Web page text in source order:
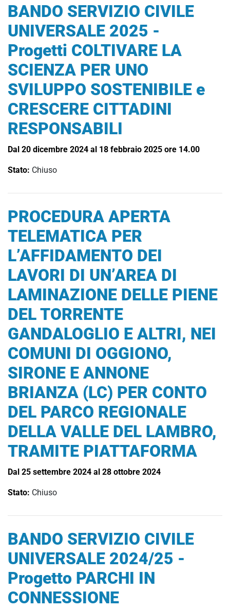
BANDO SERVIZIO CIVILE
UNIVERSALE 2025 -
Progetti COLTIVARE LA
SCIENZA PER UNO
SVILUPPO SOSTENIBILE e
CRESCERE CITTADINI
RESPONSABILI
Dal 20 dicembre 2024 al 18 febbraio 2025 ore 14.00
Stato: Chiuso
PROCEDURA APERTA
TELEMATICA PER
L’AFFIDAMENTO DEI
LAVORI DI UN’AREA DI
LAMINAZIONE DELLE PIENE
DEL TORRENTE
GANDALOGLIO E ALTRI, NEI
COMUNI DI OGGIONO,
SIRONE E ANNONE
BRIANZA (LC) PER CONTO
DEL PARCO REGIONALE
DELLA VALLE DEL LAMBRO,
TRAMITE PIATTAFORMA
Dal 25 settembre 2024 al 28 ottobre 2024
Stato: Chiuso
BANDO SERVIZIO CIVILE
UNIVERSALE 2024/25 -
Progetto PARCHI IN
CONNESSIONE